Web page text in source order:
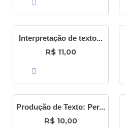
Interpretação de texto...
R$ 11,00
Produção de Texto: Per...
R$ 10,00